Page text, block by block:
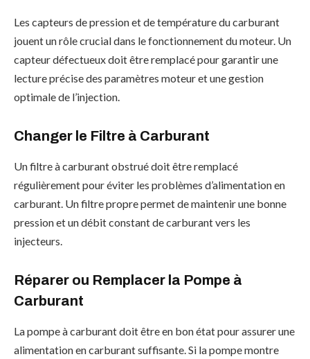
Les capteurs de pression et de température du carburant
jouent un rôle crucial dans le fonctionnement du moteur. Un
capteur défectueux doit être remplacé pour garantir une
lecture précise des paramètres moteur et une gestion
optimale de l’injection.
Changer le Filtre à Carburant
Un filtre à carburant obstrué doit être remplacé
régulièrement pour éviter les problèmes d’alimentation en
carburant. Un filtre propre permet de maintenir une bonne
pression et un débit constant de carburant vers les
injecteurs.
Réparer ou Remplacer la Pompe à
Carburant
La pompe à carburant doit être en bon état pour assurer une
alimentation en carburant suffisante. Si la pompe montre